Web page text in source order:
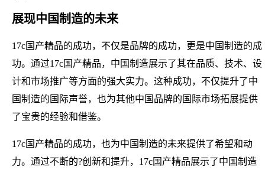
展现中国制造的未来
17c国产精品的成功，不仅是品牌的成功，更是中国制造的成
功。通过17c国产精品，中国制造展示了其在品质、技术、设
计和市场推广等方面的强大实力。这种成功，不仅提升了中
国制造的国际声誉，也为其他中国品牌的国际市场拓展提供
了宝贵的经验和借鉴。
17c国产精品的成功，也为中国制造的未来提供了希望和动
力。通过不断的?创新和提升，17c国产精品展示了中国制造